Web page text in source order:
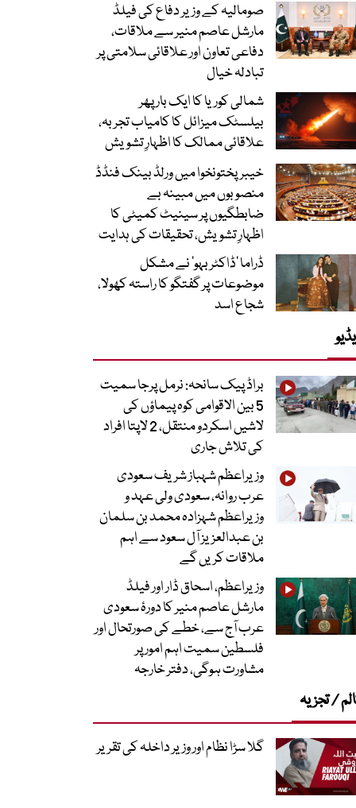
صومالیہ کے وزیر دفاع کی فیلڈ
مارشل عاصم منیر سے ملاقات،
دفاعی تعاون اور علاقائی سلامتی پر
تبادلہ خیال
شمالی کوریا کا ایک بار پھر
بیلسٹک میزائل کا کامیاب تجربہ،
علاقائی ممالک کا اظہارِ تشویش
خیبرپختونخوا میں ورلڈ بینک فنڈڈ
منصوبوں میں مبینہ بے
ضابطگیوں پر سینیٹ کمیٹی کا
اظہارِ تشویش، تحقیقات کی ہدایت
ڈراما ’ڈاکٹر بہو‘ نے مشکل
موضوعات پر گفتگو کا راستہ کھولا،
شجاع اسد
براڈ پیک سانحہ: نرمل پرجا سمیت
5 بین الاقوامی کوہ پیماؤں کی
لاشیں اسکردو منتقل، 2 لاپتا افراد
کی تلاش جاری
وزیراعظم شہباز شریف سعودی
عرب روانہ، سعودی ولی عہد و
وزیراعظم شہزادہ محمد بن سلمان
بن عبدالعزیز آل سعود سے اہم
ملاقات کریں گے
وزیراعظم، اسحاق ڈار اور فیلڈ
مارشل عاصم منیر کا دورۂ سعودی
عرب آج سے، خطے کی صورتحال اور
فلسطین سمیت اہم امور پر
مشاورت ہوگی، دفتر خارجہ
/ تجزیہ
گلا سڑا نظام اور وزیر داخلہ کی تقریر